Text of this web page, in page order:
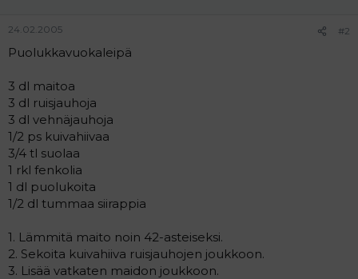
24.02.2005 #2
Puolukkavuokaleipä
3 dl maitoa
3 dl ruisjauhoja
3 dl vehnäjauhoja
1/2 ps kuivahiivaa
3/4 tl suolaa
1 rkl fenkolia
1 dl puolukoita
1/2 dl tummaa siirappia
1. Lämmitä maito noin 42-asteiseksi.
2. Sekoita kuivahiiva ruisjauhojen joukkoon.
3. Lisää vatkaten maidon joukkoon.